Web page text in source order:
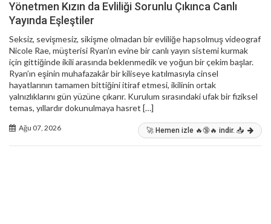
Yönetmen Kızın da Evliliği Sorunlu Çıkınca Canlı
Yayında Eşleştiler
Seksiz, sevişmesiz, sikişme olmadan bir evliliğe hapsolmuş videograf
Nicole Rae, müşterisi Ryan’ın evine bir canlı yayın sistemi kurmak
için gittiğinde ikili arasında beklenmedik ve yoğun bir çekim başlar.
Ryan’ın eşinin muhafazakâr bir kiliseye katılmasıyla cinsel
hayatlarının tamamen bittiğini itiraf etmesi, ikilinin ortak
yalnızlıklarını gün yüzüne çıkarır. Kurulum sırasındaki ufak bir fiziksel
temas, yıllardır dokunulmaya hasret […]
Ağu 07, 2026 🚀 Hemen izle 🔥🔞🔥 indir. 📥